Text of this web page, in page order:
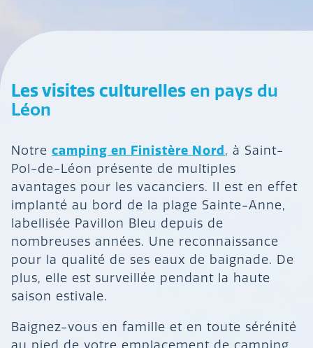
Les visites culturelles en pays du
Léon
Notre camping en Finistère Nord , à Saint-
Pol-de-Léon présente de multiples
avantages pour les vacanciers. Il est en effet
implanté au bord de la plage Sainte-Anne,
labellisée Pavillon Bleu depuis de
nombreuses années. Une reconnaissance
pour la qualité de ses eaux de baignade. De
plus, elle est surveillée pendant la haute
saison estivale.
Baignez-vous en famille et en toute sérénité